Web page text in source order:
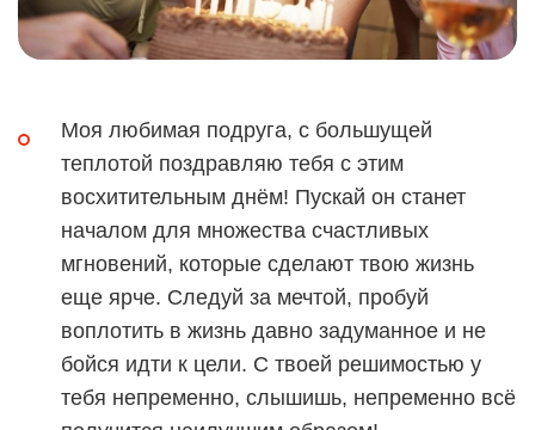
Моя любимая подруга, с большущей
теплотой поздравляю тебя с этим
восхитительным днём! Пускай он станет
началом для множества счастливых
мгновений, которые сделают твою жизнь
еще ярче. Следуй за мечтой, пробуй
воплотить в жизнь давно задуманное и не
бойся идти к цели. С твоей решимостью у
тебя непременно, слышишь, непременно всё